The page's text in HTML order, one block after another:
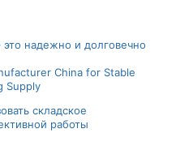
надежно и долговечно
China for Stable
Supply
складское
работы